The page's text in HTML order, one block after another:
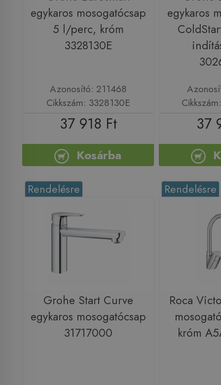
egykaros mosogatócsap
5 l/perc, króm
3328130E
Azonosító: 211468
Cikkszám: 3328130E
37 918 Ft
Kosárba
egykaros
37
Rendelésre
Grohe Start Curve
egykaros mosogatócsap
31717000
Rendelésre
Roca
króm